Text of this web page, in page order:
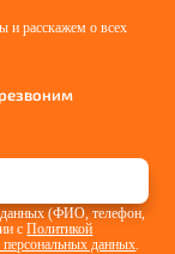
и расскажем о всех
данных (ФИО, телефон,
сПолитикой
персональных данных.